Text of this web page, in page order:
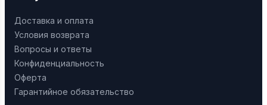
Доставка и оплата
Условия возврата
Вопросы и ответы
Конфиденциальность
Оферта
Гарантийное обязательство